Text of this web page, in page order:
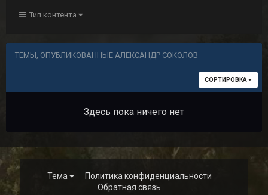
Тип контента
ТЕМЫ, ОПУБЛИКОВАННЫЕ АЛЕКСАНДР СОКОЛОВ
СОРТИРОВКА
Здесь пока ничего нет
Тема
Политика конфиденциальности
Обратная связь